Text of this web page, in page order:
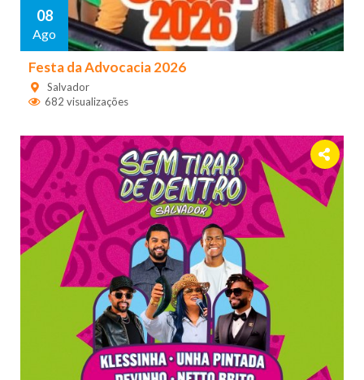
08
Ago
Festa da Advocacia 2026
Salvador
682 visualizações